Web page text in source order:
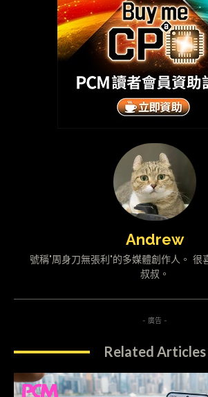
Andrew
號稱"周身刀無張利"的多媒體創作人。 很
叔叔。
- 廣告 -
Related Articles